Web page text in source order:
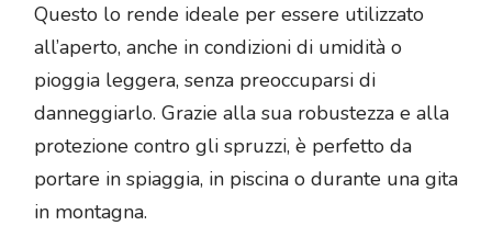
Questo lo rende ideale per essere utilizzato
all’aperto, anche in condizioni di umidità o
pioggia leggera, senza preoccuparsi di
danneggiarlo. Grazie alla sua robustezza e alla
protezione contro gli spruzzi, è perfetto da
portare in spiaggia, in piscina o durante una gita
in montagna.